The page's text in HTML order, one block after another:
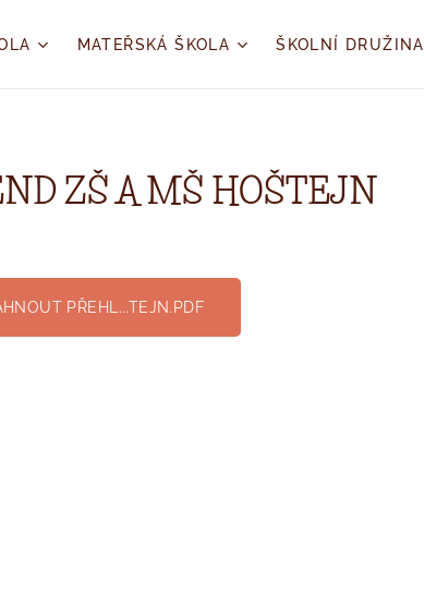
MATEŘSKÁ ŠKOLA ŠKOLNÍ DRUŽINA
ZŠ A MŠ HOŠTEJN
PŘEHL...TEJN.PDF